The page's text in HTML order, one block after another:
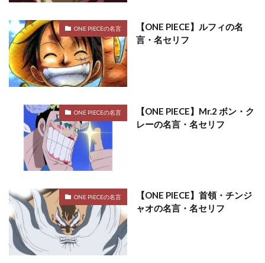
ONE PIECEの名言
【ONE PIECE】ルフィの名
言・名セリフ
ONE PIECEの名言
【ONE PIECE】Mr.2 ボン・ク
レーの名言・名セリフ
ONE PIECEの名言
【ONE PIECE】首領・チンジ
ャオの名言・名セリフ